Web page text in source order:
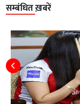
सम्बंधित ख़बरें